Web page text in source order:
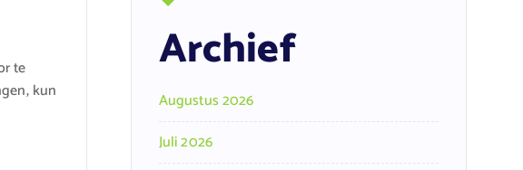
te
kun
Archief
Augustus 2026
Juli 2026